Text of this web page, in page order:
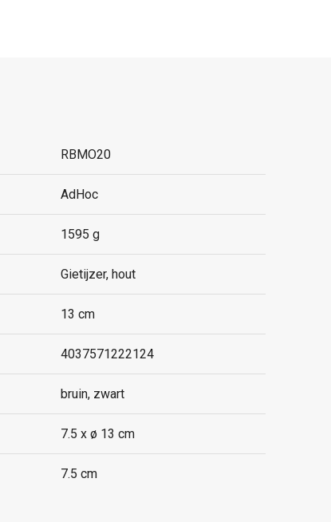
RBMO20
AdHoc
1595 g
Gietijzer, hout
13 cm
4037571222124
bruin, zwart
7.5 x ø 13 cm
7.5 cm